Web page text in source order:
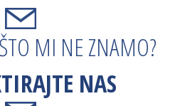
MI NE ZNAMO?
NAS